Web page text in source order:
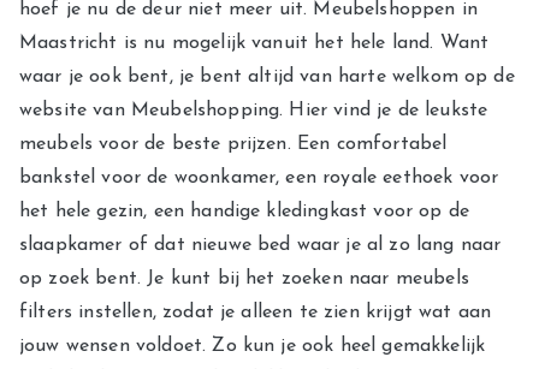
hoef je nu de deur niet meer uit. Meubelshoppen in
Maastricht is nu mogelijk vanuit het hele land. Want
waar je ook bent, je bent altijd van harte welkom op de
website van Meubelshopping. Hier vind je de leukste
meubels voor de beste prijzen. Een comfortabel
bankstel voor de woonkamer, een royale eethoek voor
het hele gezin, een handige kledingkast voor op de
slaapkamer of dat nieuwe bed waar je al zo lang naar
op zoek bent. Je kunt bij het zoeken naar meubels
filters instellen, zodat je alleen te zien krijgt wat aan
jouw wensen voldoet. Zo kun je ook heel gemakkelijk